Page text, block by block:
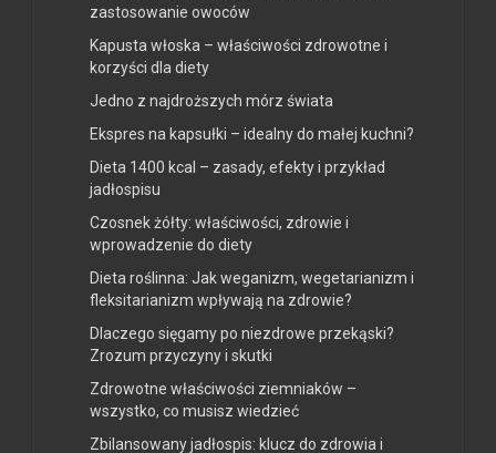
zastosowanie owoców
Kapusta włoska – właściwości zdrowotne i
korzyści dla diety
Jedno z najdroższych mórz świata
Ekspres na kapsułki – idealny do małej kuchni?
Dieta 1400 kcal – zasady, efekty i przykład
jadłospisu
Czosnek żółty: właściwości, zdrowie i
wprowadzenie do diety
Dieta roślinna: Jak weganizm, wegetarianizm i
fleksitarianizm wpływają na zdrowie?
Dlaczego sięgamy po niezdrowe przekąski?
Zrozum przyczyny i skutki
Zdrowotne właściwości ziemniaków –
wszystko, co musisz wiedzieć
Zbilansowany jadłospis: klucz do zdrowia i